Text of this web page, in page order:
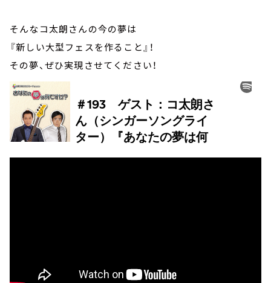
そんなコ太朗さんの今の夢は
『新しい大型フェスを作ること』！
その夢、ぜひ実現させてください！